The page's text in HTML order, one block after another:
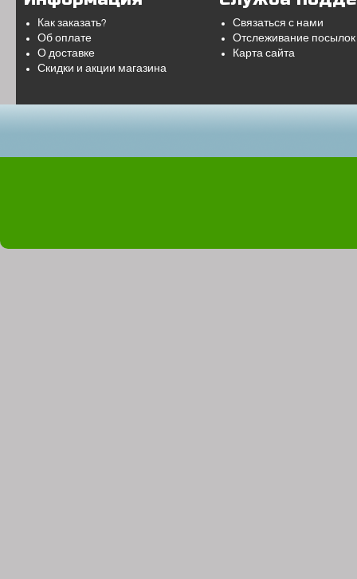
Как заказать?
Об оплате
О доставке
Скидки и акции магазина
Связаться с нами
Отслеживание посылок
Карта сайта